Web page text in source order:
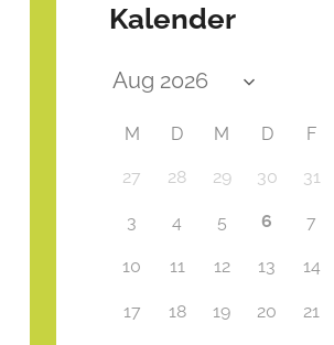
Kalender
M D M D F
27 28 29 30 31
3 4 5 6 7
10 11 12 13 14
17 18 19 20 21